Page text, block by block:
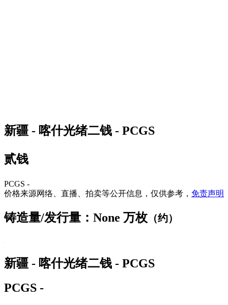
新疆 - 喀什光绪二钱 - PCGS
贰钱
PCGS -
价格来源网络、直播、拍卖等公开信息，仅供参考， 免责声明
铸造量/发行量：None 万枚 （约）
新疆 - 喀什光绪二钱 - PCGS
PCGS -